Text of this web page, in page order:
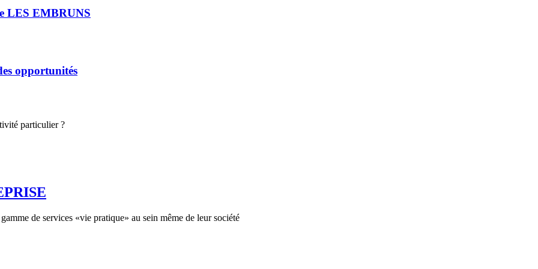
LES EMBRUNS
opportunités
particulier ?
de services «vie pratique» au sein même de leur société